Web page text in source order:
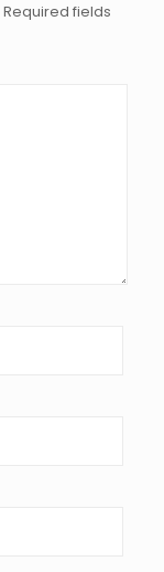
Required fields